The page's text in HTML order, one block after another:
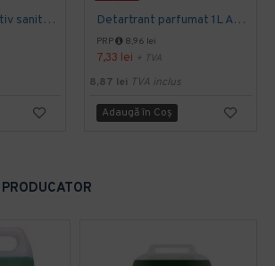
Detartrant gel activ sanitarizant 750ml AQAS Detartrant parfumat 1L AQAS
PRP 8,96 lei
7,33 lei + TVA
8,87 lei TVA inclus
Adaugă în Coş